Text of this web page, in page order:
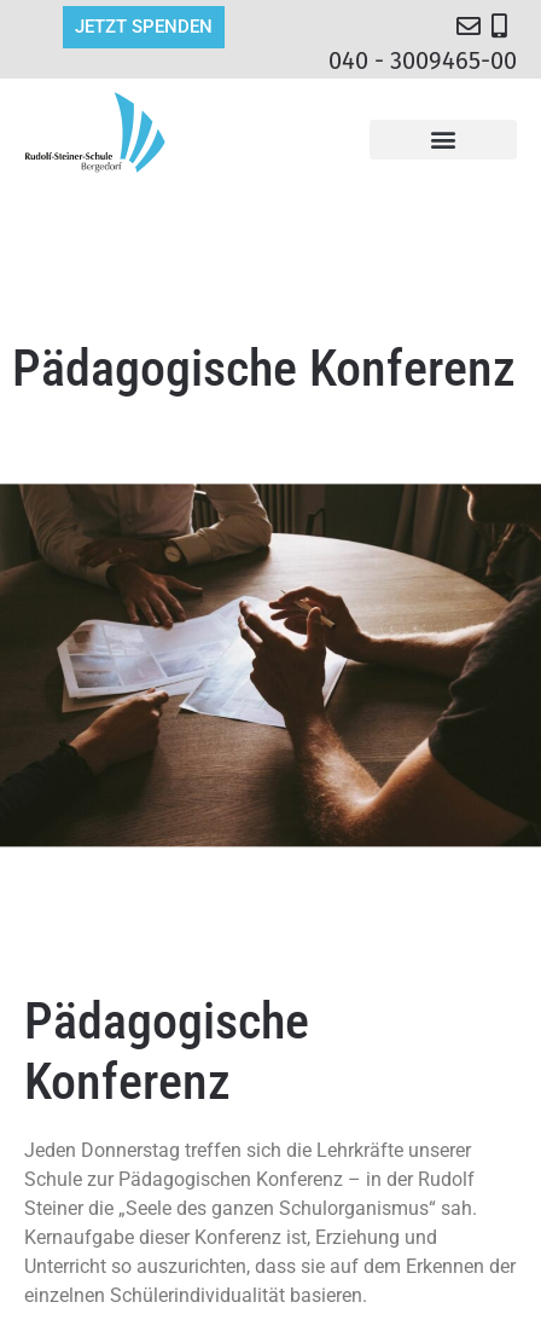
JETZT SPENDEN
040 - 3009465-00
Pädagogische Konferenz
Pädagogische
Konferenz
Jeden Donnerstag treffen sich die Lehrkräfte unserer
Schule zur Pädagogischen Konferenz – in der Rudolf
Steiner die „Seele des ganzen Schulorganismus“ sah.
Kernaufgabe dieser Konferenz ist, Erziehung und
Unterricht so auszurichten, dass sie auf dem Erkennen der
einzelnen Schülerindividualität basieren.